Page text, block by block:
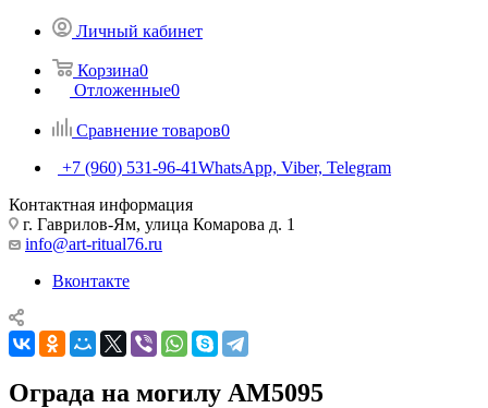
Личный кабинет
Корзина0
Отложенные0
Сравнение товаров0
+7 (960) 531-96-41WhatsApp, Viber, Telegram
Контактная информация
г. Гаврилов-Ям, улица Комарова д. 1
info@art-ritual76.ru
Вконтакте
Ограда на могилу AM5095